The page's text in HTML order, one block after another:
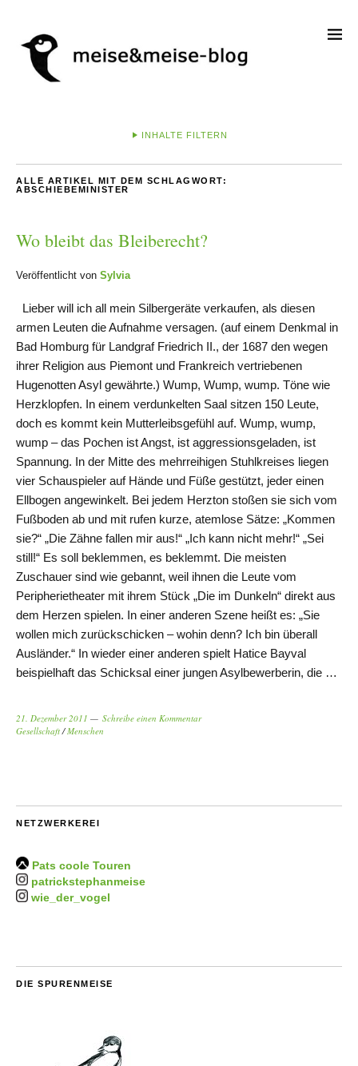
INHALTE FILTERN
ALLE ARTIKEL MIT DEM SCHLAGWORT:
ABSCHIEBEMINISTER
Wo bleibt das Bleiberecht?
Veröffentlicht von Sylvia
Lieber will ich all mein Silbergeräte verkaufen, als diesen
armen Leuten die Aufnahme versagen. (auf einem Denkmal in
Bad Homburg für Landgraf Friedrich II., der 1687 den wegen
ihrer Religion aus Piemont und Frankreich vertriebenen
Hugenotten Asyl gewährte.) Wump, Wump, wump. Töne wie
Herzklopfen. In einem verdunkelten Saal sitzen 150 Leute,
doch es kommt kein Mutterleibsgefühl auf. Wump, wump,
wump – das Pochen ist Angst, ist aggressionsgeladen, ist
Spannung. In der Mitte des mehrreihigen Stuhlkreises liegen
vier Schauspieler auf Hände und Füße gestützt, jeder einen
Ellbogen angewinkelt. Bei jedem Herzton stoßen sie sich vom
Fußboden ab und mit rufen kurze, atemlose Sätze: „Kommen
sie?“ „Die Zähne fallen mir aus!“ „Ich kann nicht mehr!“ „Sei
still!“ Es soll beklemmen, es beklemmt. Die meisten
Zuschauer sind wie gebannt, weil ihnen die Leute vom
Peripherietheater mit ihrem Stück „Die im Dunkeln“ direkt aus
dem Herzen spielen. In einer anderen Szene heißt es: „Sie
wollen mich zurückschicken – wohin denn? Ich bin überall
Ausländer.“ In wieder einer anderen spielt Hatice Bayval
beispielhaft das Schicksal einer jungen Asylbewerberin, die …
21. Dezember 2011
Schreibe einen Kommentar
Gesellschaft /Menschen
NETZWERKEREI
Pats coole Touren
patrickstephanmeise
wie_der_vogel
DIE SPURENMEISE